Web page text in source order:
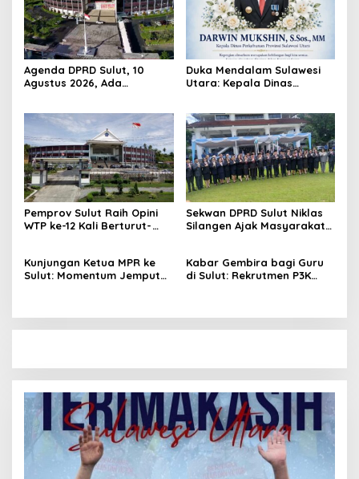
Agenda DPRD Sulut, 10
Agustus 2026, Ada
PPAS 2027 hingga Rapat
Banmus
Duka Mendalam Sulawesi
Utara: Kepala Dinas
Pemprov Sulut Raih Opini
WTP ke-12 Kali Berturut-
Sekwan DPRD Sulut Niklas
Silangen Ajak Masyarakat
Bangsa
Kunjungan Ketua MPR ke
Sulut: Momentum Jemput
Kabar Gembira bagi Guru
di Sulut: Rekrutmen P3K